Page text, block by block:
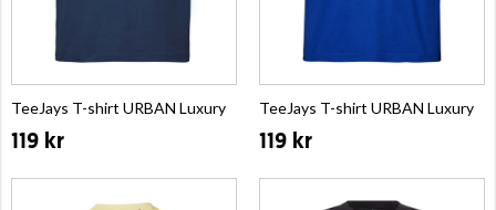
TeeJays T-shirt URBAN Luxury
119 kr
TeeJays T-shirt URBAN Luxury
119 kr